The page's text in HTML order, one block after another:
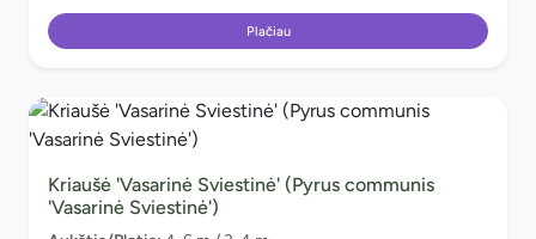
Plačiau
Kriaušė 'Vasarinė Sviestinė' (Pyrus communis
'Vasarinė Sviestinė')